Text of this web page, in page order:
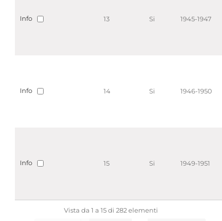
Info 13 Si 1945-1947
Info 14 Si 1946-1950
Info 15 Si 1949-1951
Vista da 1 a 15 di 282 elementi